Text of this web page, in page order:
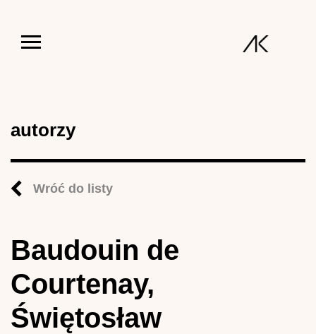
autorzy
Wróć do listy
Baudouin de
Courtenay,
Świętosław